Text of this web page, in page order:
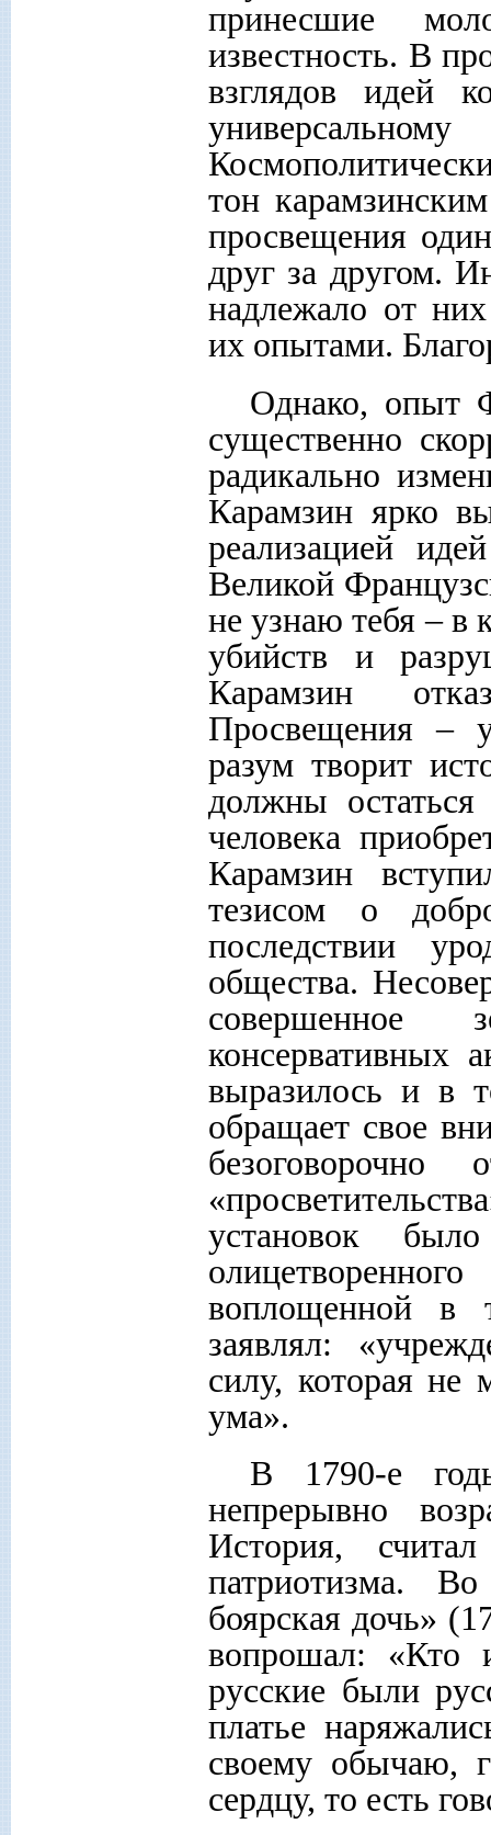
принесшие
известность. В
взглядов идей
тон
просвещения
друг за другом.
надлежало от них
их опытами.
Однако, опыт
существенно
радикально
Карамзин ярко
реализацией
Великой
не узнаю тебя – в
убийств и
Карамзин
Просвещения –
разум творит
должны
человека
Карамзин
тезисом о
последствии
общества.
совершенное
консервативных
выразилось и в
обращает свое
безоговорочно
установок было
воплощенной в
заявлял:
силу, которая
ума».
В 1790-е
непрерывно
История,
патриотизма.
боярская дочь»
вопрошал: «Кто
русские были
платье
своему обычаю,
сердцу, то есть